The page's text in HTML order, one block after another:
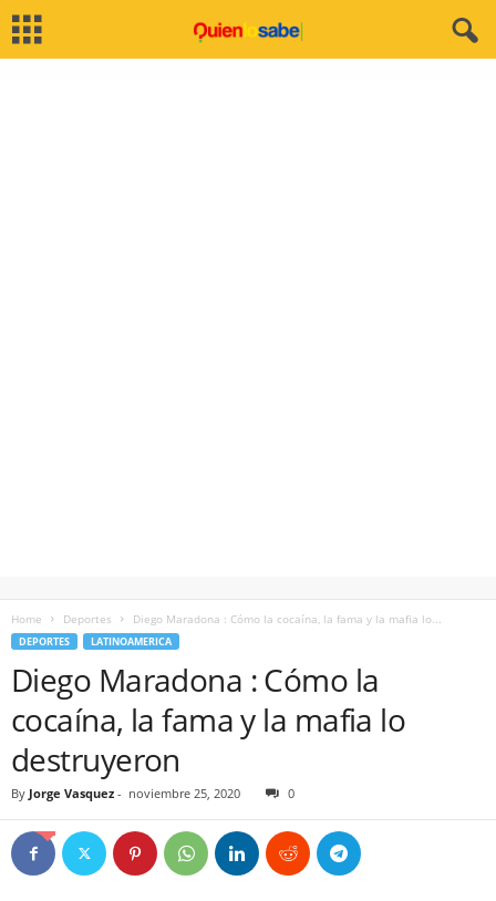
Home Deportes Diego Maradona : Cómo la cocaína, la fama y la mafia lo...
DEPORTES LATINOAMERICA
Diego Maradona : Cómo la
cocaína, la fama y la mafia lo
destruyeron
By Jorge Vasquez - noviembre 25, 2020 0